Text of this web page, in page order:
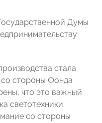
Думы
стала
стороны Фонда
что это важный
светотехники.
со стороны